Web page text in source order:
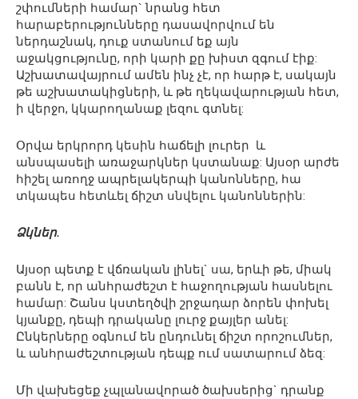
շփումների համար` նրանց հետ
հարաբերությունները դասավորվում են
ներդաշնակ, դուք ստանում եք այն
աջակցությունը, որի կարի քը խիստ զգում էիք:
Աշխատավայրում ամեն ինչ չէ, որ հարթ է, սակայն
թե աշխատակիցների, և թե ղեկավարության հետ,
ի վերջո, կկարողանաք լեզու գտնել:
Օրվա երկրորդ կեսին հաճելի լուրեր և
անսպասելի առաջարկներ կստանաք: Այսօր արժե
հիշել առողջ ապրելակերպի կանոնները, հա
տկապես հետևել ճիշտ սնվելու կանոններին:
Ձկներ.
Այսօր պետք է վճռական լինել` սա, երևի թե, միակ
բանն է, որ անհրաժեշտ է հաջողության հասնելու
համար: Շանս կստեղծվի շրջադար ձորեն փոխել
կյանքը, դեպի դրականը լուրջ քայլեր անել:
Ընկերները օգնում են ընդունել ճիշտ որոշումներ,
և անհրաժեշտության դեպք ում սատարում ձեզ:
Մի վախեցեք չպլանավորած ծախսերից` դրանք